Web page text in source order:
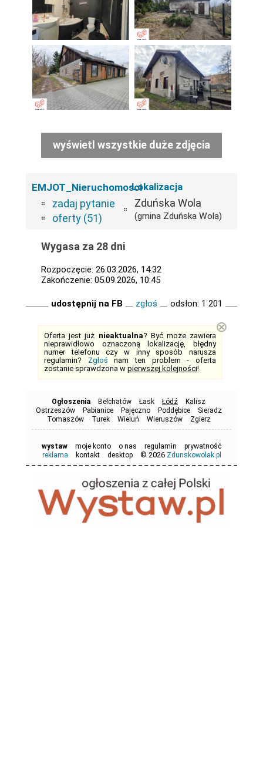
wyświetl wszystkie duże zdjęcia
EMJOT_Nieruchomosci
zadaj pytanie
oferty (51)
Lokalizacja
Zduńska Wola
(gmina Zduńska Wola)
Wygasa za 28 dni
Rozpoczęcie: 26.03.2026, 14:32
Zakończenie: 05.09.2026, 10:45
udostępnij na FB zgłoś odsłon: 1 201
Oferta jest już nieaktualna? Być może zawiera
nieprawidłowo oznaczoną lokalizację, błędny
numer telefonu czy w inny sposób narusza
regulamin? Zgłoś nam ten problem - oferta
zostanie sprawdzona w pierwszej kolejności!
⊗
Ogłoszenia Bełchatów Łask Łódź
Kalisz
Ostrzeszów
Pabianice Pajęczno Poddębice
Sieradz
Tomaszów
Turek Wieluń Wieruszów Zgierz
wystaw moje konto o nas regulamin
prywatność
reklama
kontakt desktop © 2026 Zdunskowolak.pl